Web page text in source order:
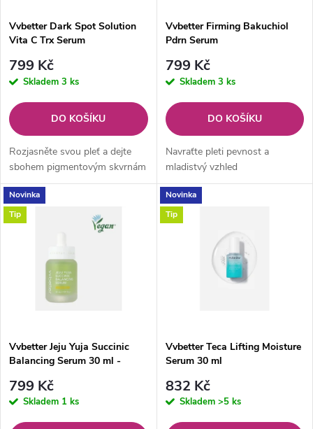
p
r
o
d
u
k
s
p
r
o
d
u
k
Vvbetter Dark Spot Solution
Vita C Trx Serum
799 Kč
Skladem 3 ks
DO KOŠÍKU
Rozjasněte svou pleť a dejte
sbohem pigmentovým skvrnám
Vvbetter Firming Bakuchiol
Pdrn Serum
799 Kč
Skladem 3 ks
DO KOŠÍKU
Navraťte pleti pevnost a
mladistvý vzhled
Novinka
Tip
Vvbetter Jeju Yuja Succinic
Balancing Serum 30 ml -
799 Kč
Skladem 1 ks
Novinka
Tip
Vvbetter Teca Lifting Moisture
Serum 30 ml
832 Kč
Skladem >5 ks